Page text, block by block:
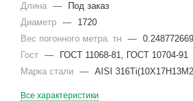
Длина —
Под заказ
Диаметр —
1720
Вес погонного метра. тн —
Гост —
ГОСТ 11068-81, ГОСТ 10704-91
Марка стали — AISI
Все характеристики